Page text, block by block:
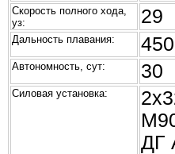
Скорость полного хода,
уз:
29
Дальность плавания:
Автономность, сут: 30
Силовая установка:
ДГ